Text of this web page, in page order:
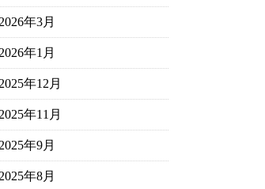
2026年3月
2026年1月
2025年12月
2025年11月
2025年9月
2025年8月